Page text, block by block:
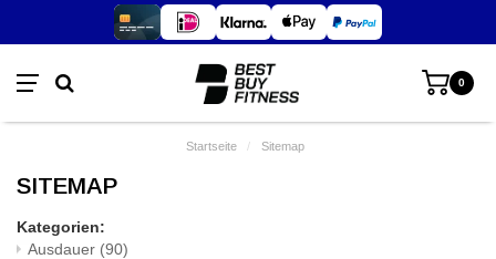
0
Startseite / Sitemap
SITEMAP
Kategorien:
Ausdauer (90)